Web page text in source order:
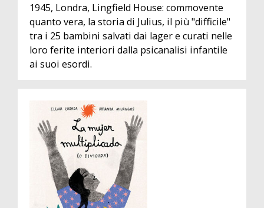
1945, Londra, Lingfield House: commovente
quanto vera, la storia di Julius, il più "difficile"
tra i 25 bambini salvati dai lager e curati nelle
loro ferite interiori dalla psicanalisi infantile
ai suoi esordi.